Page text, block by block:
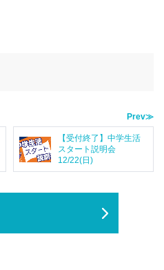
Prev≫
【受付終了】中学生活
スタート説明会
12/22(日)